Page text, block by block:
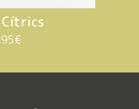
Cítrics
€